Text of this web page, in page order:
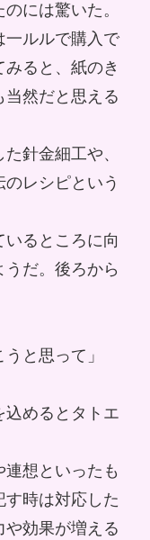
には驚いた。
一ルルで購入で
ると、紙のき
然だと思える
針金細工や、
レシピという
るところに向
だ。後ろから
と思って」
めるとタトエ
連想といったも
時は対応した
効果が増える